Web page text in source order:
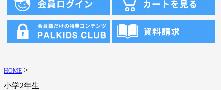
HOME >
小学2年生